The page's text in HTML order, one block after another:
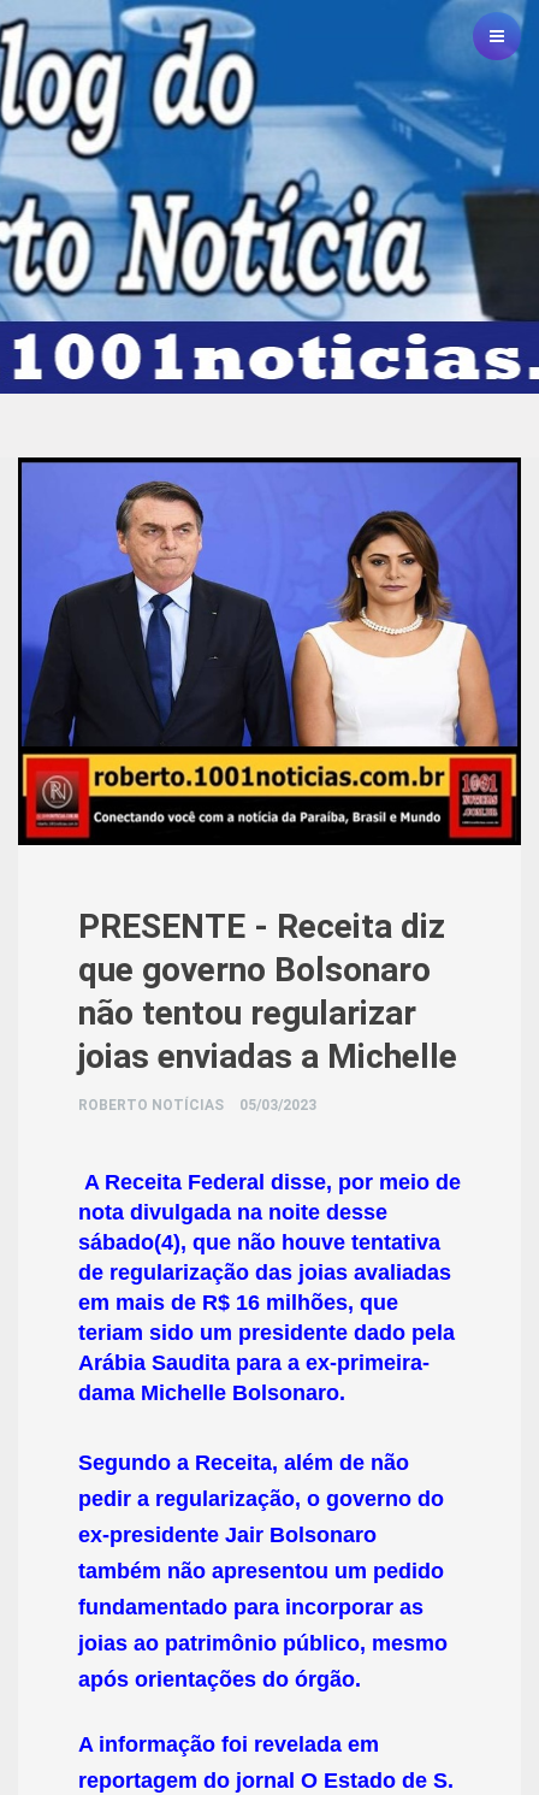
PRESENTE - Receita diz
que governo Bolsonaro
não tentou regularizar
joias enviadas a Michelle
ROBERTO NOTÍCIAS 05/03/2023
A Receita Federal disse, por meio de
nota divulgada na noite desse
sábado(4), que não houve tentativa
de regularização das joias avaliadas
em mais de R$ 16 milhões, que
teriam sido um presidente dado pela
Arábia Saudita para a ex-primeira-
dama Michelle Bolsonaro.
Segundo a Receita, além de não
pedir a regularização, o governo do
ex-presidente Jair Bolsonaro
também não apresentou um pedido
fundamentado para incorporar as
joias ao patrimônio público, mesmo
após orientações do órgão.
A informação foi revelada em
reportagem do jornal O Estado de S.